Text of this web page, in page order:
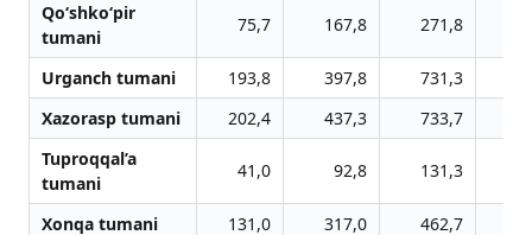
Qo‘shko‘pir
tumani
75,7 167,8 271,8
Urganch tumani 193,8 397,8 731,3
Xazorasp tumani
202,4 437,3 733,7
Tuproqqal’a
tumani
41,0 92,8 131,3
Xonqa tumani 131,0 317,0 462,7